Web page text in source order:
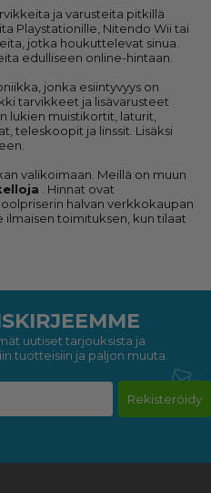
ja varusteita pitkillä
Playstationille, Nitendo Wii tai
jotka houkuttelevat sinua.
edulliseen online-hintaan.
jonka esiintyvyys on
tarvikkeet ja lisävarusteet
lukien muistikortit, laturit,
teleskoopit ja linssit. Lisäksi
valikoimaan. Meillä on muun
. Hinnat ovat
halvan verkkokaupan
ilmaisen toimituksen, kun tilaat
uutiset tarjouksista ja
tuotteisiin ja paljon muuta.
Rekisteröidy